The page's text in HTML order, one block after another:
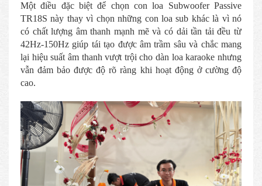
Một điều đặc biệt để chọn con loa Subwoofer Passive
TR18S này thay vì chọn những con loa sub khác là vì nó
có chất lượng âm thanh mạnh mẽ và có dải tần tải đều từ
42Hz-150Hz giúp tái tạo được âm trầm sâu và chắc mang
lại hiệu suất âm thanh vượt trội cho dàn loa karaoke nhưng
vẫn đảm bảo được độ rõ ràng khi hoạt động ở cường độ
cao.